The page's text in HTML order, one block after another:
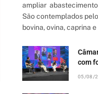
ampliar
São contemplados
bovina, ovina, caprina
com
05/08/